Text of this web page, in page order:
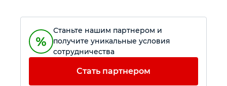
Силовое оборудование
Станьте нашим партнером и
получите уникальные условия
сотрудничества
Стать партнером